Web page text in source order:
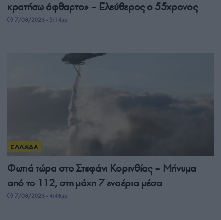
κρατήσω άφθαρτο» – Ελεύθερος ο 55χρονος
7/08/2026 - 5:14μμ
ΕΛΛΑΔΑ
Φωτιά τώρα στο Στεφάνι Κορινθίας – Μήνυμα
από το 112, στη μάχη 7 εναέρια μέσα
7/08/2026 - 4:46μμ